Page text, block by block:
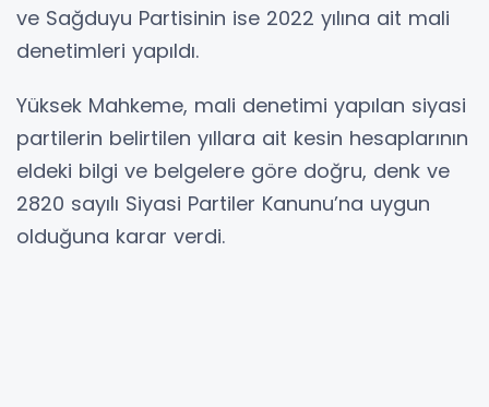
ve Sağduyu Partisinin ise 2022 yılına ait mali
denetimleri yapıldı.
Yüksek Mahkeme, mali denetimi yapılan siyasi
partilerin belirtilen yıllara ait kesin hesaplarının
eldeki bilgi ve belgelere göre doğru, denk ve
2820 sayılı Siyasi Partiler Kanunu’na uygun
olduğuna karar verdi.